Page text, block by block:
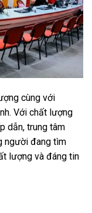
cùng với
Với chất lượng
dẫn, trung tâm
người đang tìm
lượng và đáng tin